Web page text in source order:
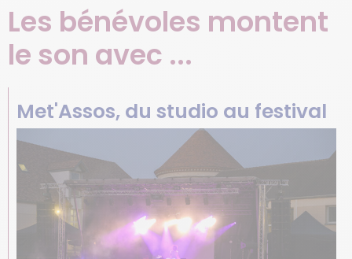
Les bénévoles montent
le son avec ...
Met'Assos, du studio au festival